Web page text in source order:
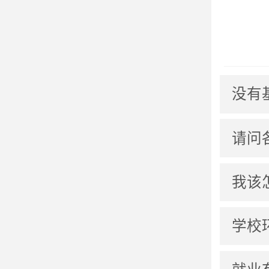
没有
请问
我该